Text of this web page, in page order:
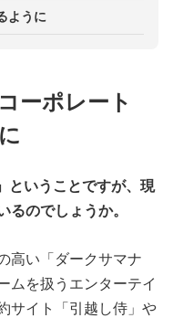
ように
ーポレート
いうことですが、現
るのでしょうか。
高い「ダークサマナ
ムを扱うエンターテイ
サイト「引越し侍」や